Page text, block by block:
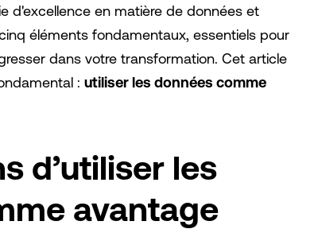
d'excellence en matière de données et
éléments fondamentaux, essentiels pour
dans votre transformation. Cet article
: utiliser les données comme
d’utiliser les
avantage